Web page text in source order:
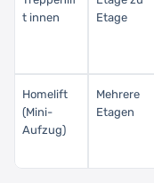
t innen
Etage
Homelift
(Mini-
Aufzug)
Mehrere
Etagen